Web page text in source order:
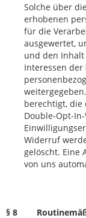
Solche über
erhobenen
für die
ausgewertet,
und den
Interessen der
berechtigt, die
Double-Opt-
Widerruf
gelöscht. Eine
von uns
§ 8